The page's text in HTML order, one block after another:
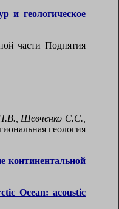
и геологическое
части Поднятия
Шевченко С.С.,
геология
континентальной
Ocean: acoustic